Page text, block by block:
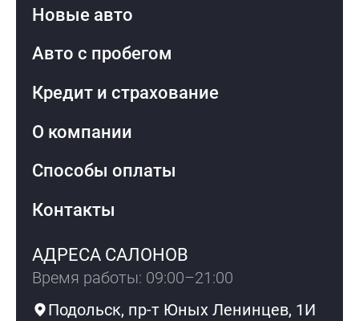
Новые авто
Авто с пробегом
Кредит и страхование
О компании
Способы оплаты
Контакты
АДРЕСА САЛОНОВ
Время работы: 09:00–21:00
Подольск, пр-т Юных Ленинцев, 1И